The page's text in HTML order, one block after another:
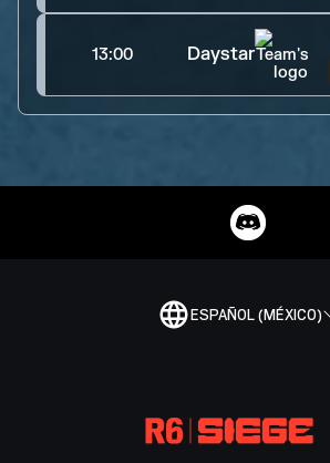
13:00 Daystar
ESPAÑOL (MÉXICO)